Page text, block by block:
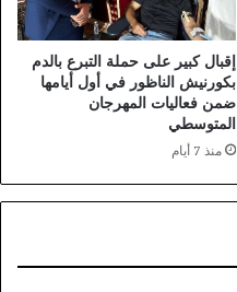
إقبال كبير على حملة التبرع بالدم
بكورنيش الناظور في أول أيامها
ضمن فعاليات المهرجان
المتوسطي
منذ 7 أيام